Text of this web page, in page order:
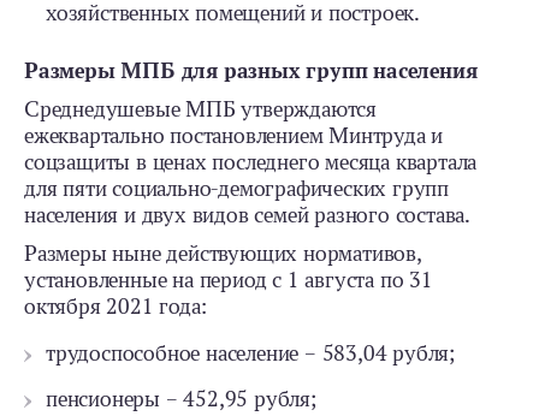
хозяйственных помещений и построек.
Размеры МПБ для разных групп населения
Среднедушевые МПБ утверждаются
ежеквартально постановлением Минтруда и
соцзащиты в ценах последнего месяца квартала
для пяти социально-демографических групп
населения и двух видов семей разного состава.
Размеры ныне действующих нормативов,
установленные на период с 1 августа по 31
октября 2021 года:
трудоспособное население – 583,04 рубля;
пенсионеры – 452,95 рубля;